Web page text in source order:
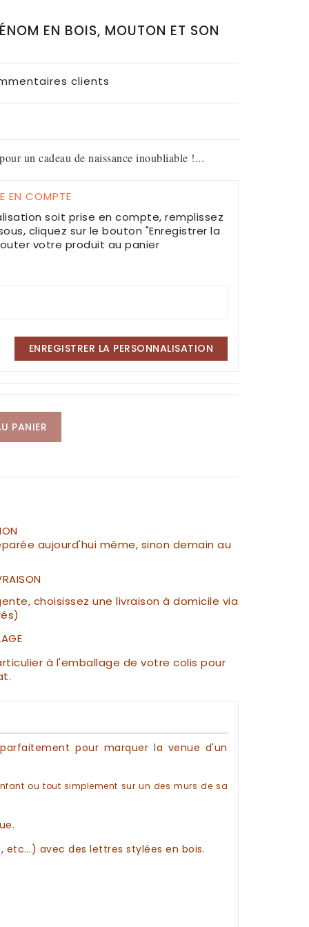
EN BOIS, MOUTON ET SON
clients
un cadeau de naissance inoubliable !...
EN COMPTE
soit prise en compte, remplissez
cliquez sur le bouton "Enregistrer la
votre produit au panier
ENREGISTRER LA PERSONNALISATION
PANIER
aujourd'hui même, sinon demain au
choisissez une livraison à domicile via
à l'emballage de votre colis pour
pour marquer la venue d'un
ou tout simplement sur un des murs de sa
etc...) avec des lettres stylées en bois.